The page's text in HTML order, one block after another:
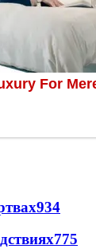
934
775